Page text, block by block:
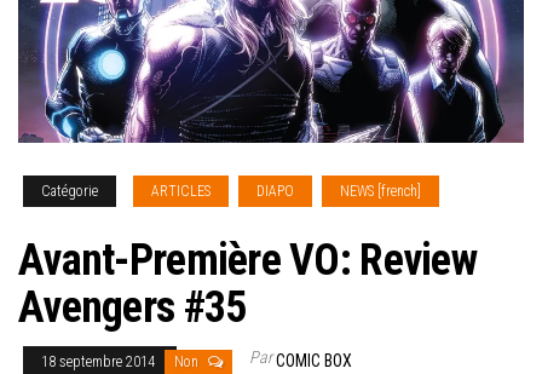
Catégorie ARTICLES DIAPO NEWS [french]
Avant-Première VO: Review
Avengers #35
18 septembre 2014 Non ParCOMIC BOX